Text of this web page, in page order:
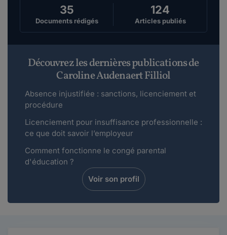
35
Documents rédigés
124
Articles publiés
Découvrez les dernières publications de
Caroline Audenaert Filliol
Absence injustifiée : sanctions, licenciement et
procédure
Licenciement pour insuffisance professionnelle :
ce que doit savoir l’employeur
Comment fonctionne le congé parental
d'éducation ?
Voir son profil